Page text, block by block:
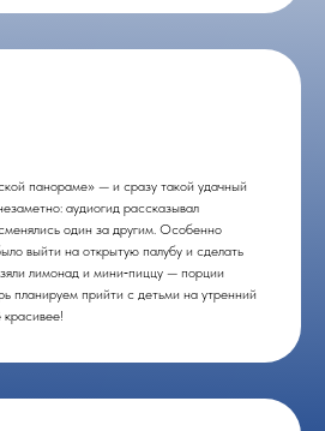
панораме» — и сразу такой удачный
аудиогид рассказывал
один за другим. Особенно
выйти на открытую палубу и сделать
лимонад и мини‑пиццу — порции
планируем прийти с детьми на утренний